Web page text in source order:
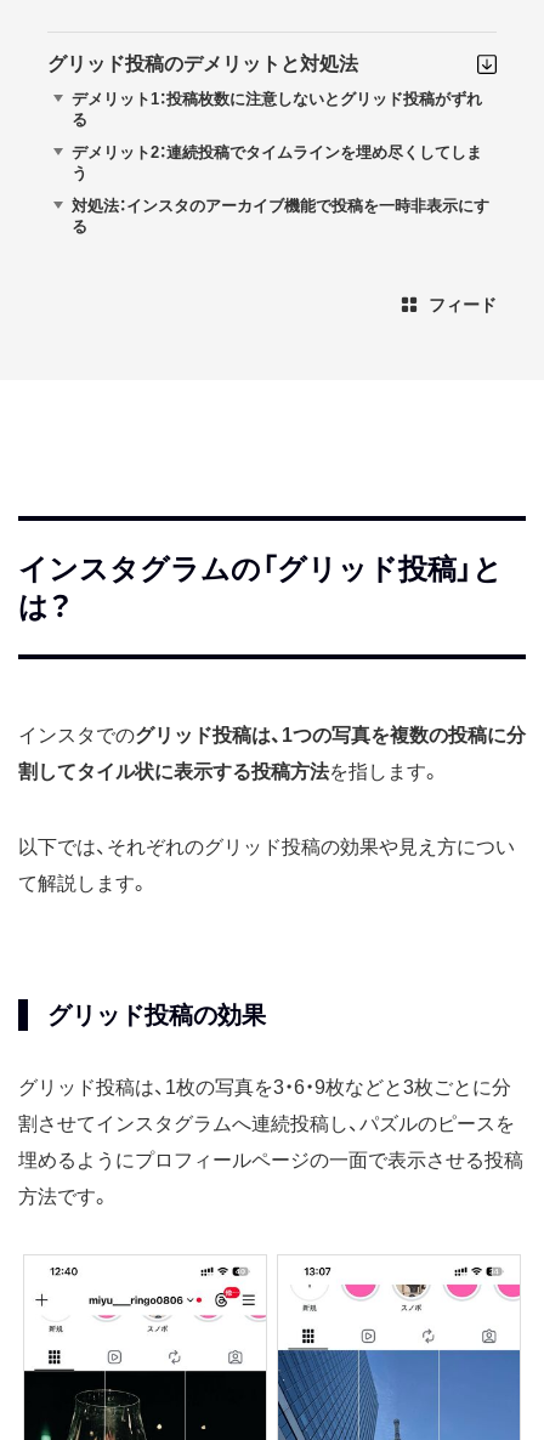
グリッド投稿のデメリットと対処法
デメリット1：投稿枚数に注意しないとグリッド投稿がずれ
る
デメリット2：連続投稿でタイムラインを埋め尽くしてしま
う
対処法：インスタのアーカイブ機能で投稿を一時非表示にす
る
フィード
インスタグラムの「グリッド投稿」と
は？
インスタでのグリッド投稿は、1つの写真を複数の投稿に分
割してタイル状に表示する投稿方法を指します。
以下では、それぞれのグリッド投稿の効果や見え方につい
て解説します。
グリッド投稿の効果
グリッド投稿は、1枚の写真を3・6・9枚などと3枚ごとに分
割させてインスタグラムへ連続投稿し、パズルのピースを
埋めるようにプロフィールページの一面で表示させる投稿
方法です。